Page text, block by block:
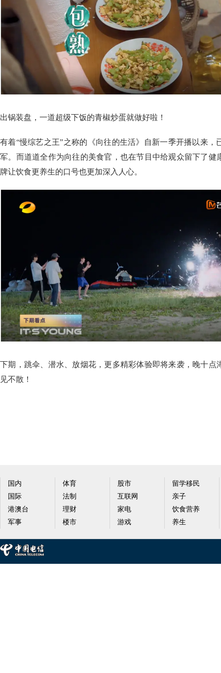
出锅装盘，一道超级下饭的青椒炒蛋就做好啦！
有着“慢综艺之王”之称的《向往的生活》自新一季开播以来，
军。而道道全作为向往的美食官，也在节目中给观众留下了健
牌让饮食更养生的口号也更加深入人心。
下期，跳伞、潜水、放烟花，更多精彩体验即将来袭，晚十点
见不散！
国内
国际
港澳台
军事
体育
法制
理财
楼市
股市
互联网
家电
游戏
留学移民
亲子
饮食营养
养生